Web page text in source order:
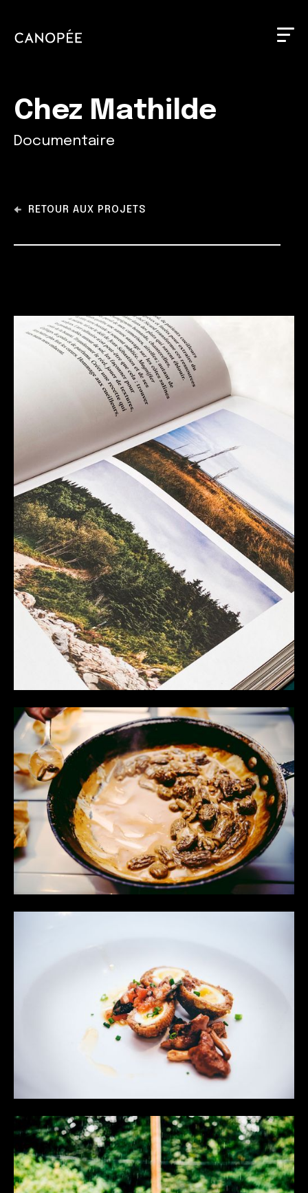
Chez Mathilde
Documentaire
RETOUR AUX PROJETS